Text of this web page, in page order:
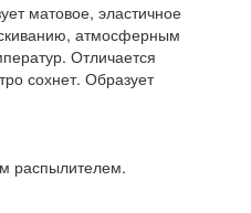
матовое, эластичное
атмосферным
Отличается
сохнет. Образует
распылителем.